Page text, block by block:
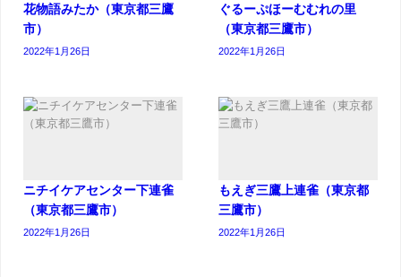
花物語みたか（東京都三鷹
市）
2022年1月26日
ぐるーぷほーむむれの里
（東京都三鷹市）
2022年1月26日
ニチイケアセンター下連雀
（東京都三鷹市）
2022年1月26日
もえぎ三鷹上連雀（東京都
三鷹市）
2022年1月26日